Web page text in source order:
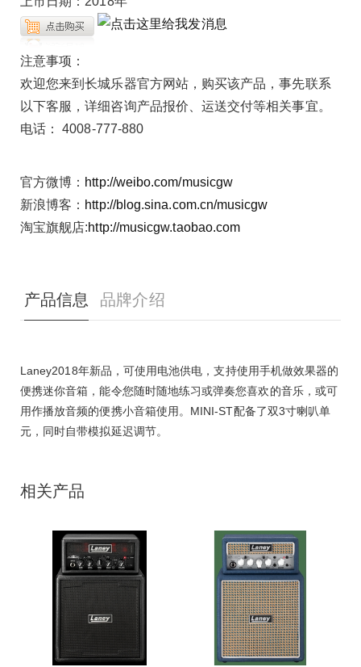
注意事项：
欢迎您来到长城乐器官方网站，购买该产品，事先联系
以下客服，详细咨询产品报价、运送交付等相关事宜。
电话： 4008-777-880
官方微博： http://weibo.com/musicgw
新浪博客： http://blog.sina.com.cn/musicgw
淘宝旗舰店:http://musicgw.taobao.com
产品信息 品牌介绍
Laney2018年新品，可使用电池供电，支持使用手机做效果器的
便携迷你音箱，能令您随时随地练习或弹奏您喜欢的音乐，或可
用作播放音频的便携小音箱使用。MINI-ST配备了双3寸喇叭单
元，同时自带模拟延迟调节。
相关产品